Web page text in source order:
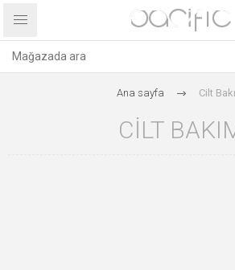
Ana sayfa Cilt
CILT